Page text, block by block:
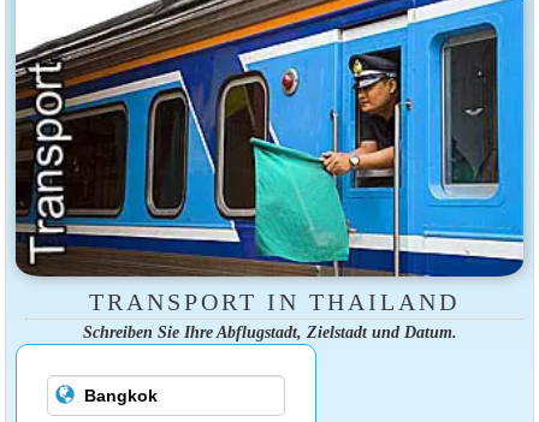
TRANSPORT IN THAILAND
Schreiben Sie Ihre Abflugstadt, Zielstadt und Datum.